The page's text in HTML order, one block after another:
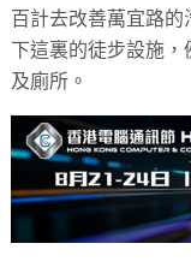
百計去改善萬宜路
下這裏的徒步設施
及廁所。